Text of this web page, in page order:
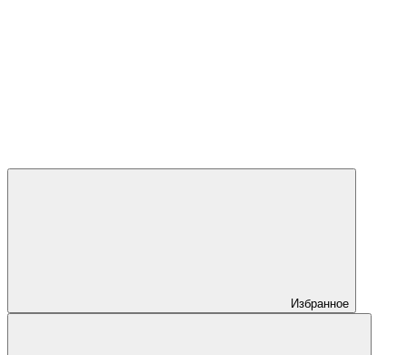
Избранное